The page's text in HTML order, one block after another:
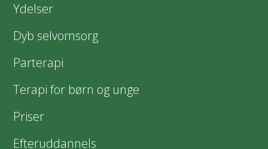
Ydelser
Dyb selvomsorg
Parterapi
Terapi for børn og unge
Priser
Efteruddannels